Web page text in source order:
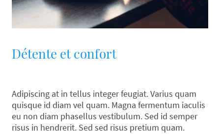
Détente et confort
Adipiscing at in tellus integer feugiat. Varius quam
quisque id diam vel quam. Magna fermentum iaculis
eu non diam phasellus vestibulum. Sed id semper
risus in hendrerit. Sed sed risus pretium quam.